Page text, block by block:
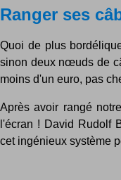
Ranger ses
Quoi de plus
sinon deux nœuds de
moins d'un euro, pas
Après avoir rangé
l'écran ! David Rudolf
cet ingénieux système